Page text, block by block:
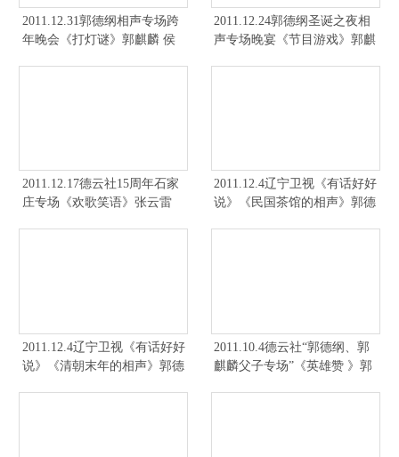
2011.12.31郭德纲相声专场跨
年晚会《打灯谜》郭麒麟 侯
2011.12.24郭德纲圣诞之夜相
声专场晚宴《节目游戏》郭麒
2011.12.17德云社15周年石家
庄专场《欢歌笑语》张云雷
2011.12.4辽宁卫视《有话好好
说》《民国茶馆的相声》郭德
2011.12.4辽宁卫视《有话好好
说》《清朝末年的相声》郭德
2011.10.4德云社“郭德纲、郭
麒麟父子专场”《英雄赞 》郭